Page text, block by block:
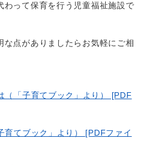
わって保育を行う児童福祉施設で
点がありましたらお気軽にご相
（「子育てブック」より） [PDF
育てブック」より） [PDFファイ